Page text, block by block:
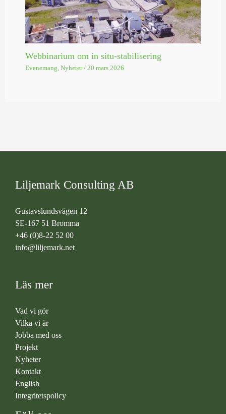
Webbinarium om in situ-stabilisering
Evenemang, Nyheter/ 20 mars 2026
Liljemark Consulting AB
Gustavslundsvägen 12
SE-167 51 Bromma
+46 (0)8-22 52 00
info@liljemark.net
Läs mer
Vad vi gör
Vilka vi är
Jobba med oss
Projekt
Nyheter
Kontakt
English
Integritetspolicy